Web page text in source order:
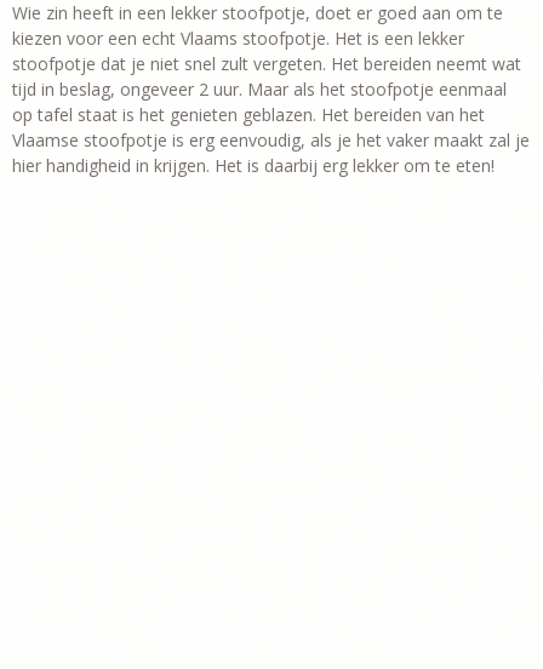
Wie zin heeft in een lekker stoofpotje, doet er goed aan om te
kiezen voor een echt Vlaams stoofpotje. Het is een lekker
stoofpotje dat je niet snel zult vergeten. Het bereiden neemt wat
tijd in beslag, ongeveer 2 uur. Maar als het stoofpotje eenmaal
op tafel staat is het genieten geblazen. Het bereiden van het
Vlaamse stoofpotje is erg eenvoudig, als je het vaker maakt zal je
hier handigheid in krijgen. Het is daarbij erg lekker om te eten!